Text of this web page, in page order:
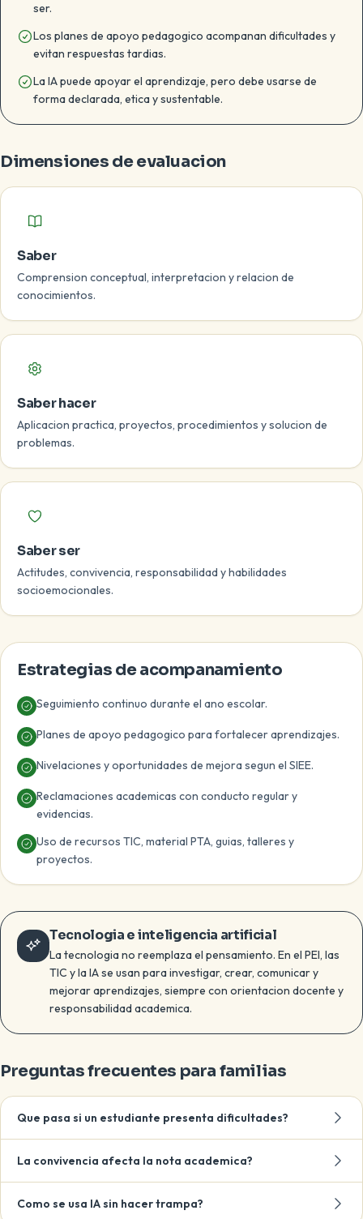
ser.
Los planes de apoyo pedagogico acompanan dificultades y
evitan respuestas tardias.
La IA puede apoyar el aprendizaje, pero debe usarse de
forma declarada, etica y sustentable.
Dimensiones de evaluacion
Saber
Comprension conceptual, interpretacion y relacion de
conocimientos.
Saber hacer
Aplicacion practica, proyectos, procedimientos y solucion de
problemas.
Saber ser
Actitudes, convivencia, responsabilidad y habilidades
socioemocionales.
Estrategias de acompanamiento
Seguimiento continuo durante el ano escolar.
Planes de apoyo pedagogico para fortalecer aprendizajes.
Nivelaciones y oportunidades de mejora segun el SIEE.
Reclamaciones academicas con conducto regular y
evidencias.
Uso de recursos TIC, material PTA, guias, talleres y
proyectos.
Tecnologia e inteligencia artificial
La tecnologia no reemplaza el pensamiento. En el PEI, las
TIC y la IA se usan para investigar, crear, comunicar y
mejorar aprendizajes, siempre con orientacion docente y
responsabilidad academica.
Preguntas frecuentes para familias
Que pasa si un estudiante presenta dificultades?
La convivencia afecta la nota academica?
Como se usa IA sin hacer trampa?